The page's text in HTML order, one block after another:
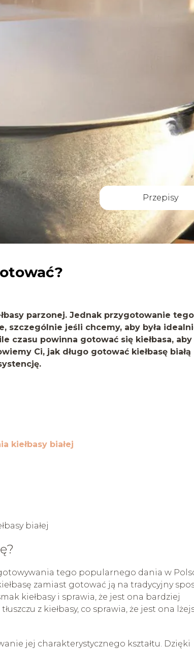
Przepisy
parzonej. Jednak przygotowanie tego
szczególnie jeśli chcemy, aby była
czasu powinna gotować się kiełbasa, aby
Ci, jak długo gotować kiełbasę białą
kiełbasy białej
białej
tego popularnego dania w
zamiast gotować ją na tradycyjny
kiełbasy i sprawia, że jest ona bardziej
z kiełbasy, co sprawia, że jest ona
jej charakterystycznego kształtu. Dzięki